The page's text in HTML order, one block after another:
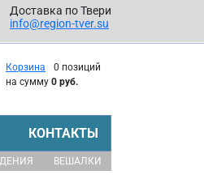
Доставка по Твери
info@region-tver.su
Корзина
0 позиций
на сумму 0 руб.
КОНТАКТЫ
ВЕШАЛКИ